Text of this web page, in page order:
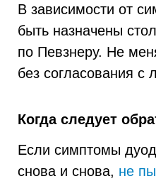
В зависимости от
быть назначены
по Певзнеру. Не
без согласования с
Когда следует
Если симптомы
снова и снова, не